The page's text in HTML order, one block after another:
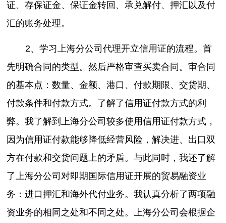
证、存保证金、保证金转回、承兑解付、押汇以及付
汇的账务处理。
2、学习上海分公司代理开立信用证的流程。首
先明确合同的类型。然后严格审查买卖合同。审合同
的基本点：数量、金额、港口、付款期限、交货期、
付款条件和付款方式。了解了信用证付款方式的利
弊。我了解到上海分公司较多使用信用证付款方式，
因为信用证付款能够降低经营风险，解决进、出口双
方在付款和交货问题上的矛盾。与此同时，我还了解
了上海分公司对即期国际信用证开展的贸易融资业
务：进口押汇和海外代付业务。我认真分析了两项融
资业务的相同之处和不同之处。上海分公司会根据企